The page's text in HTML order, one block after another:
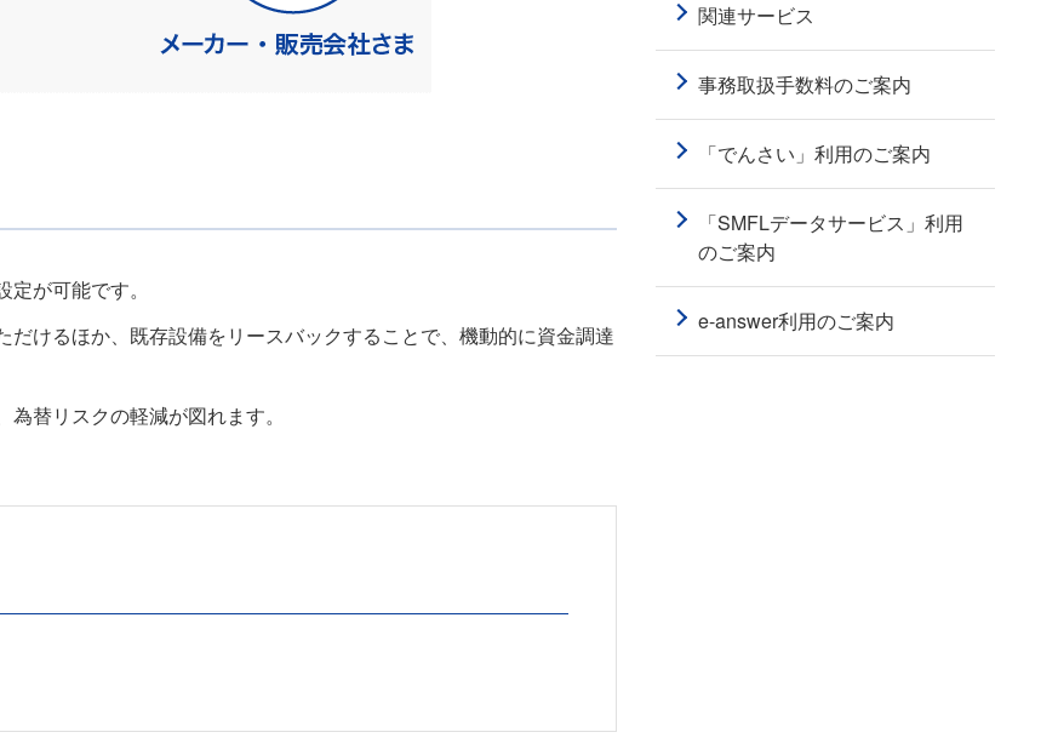
が可能です。
けるほか、既存設備をリースバックすることで、機動的に資金調達
替リスクの軽減が図れます。
関連サービス
事務取扱手数料のご案内
「でんさい」利用のご案内
「SMFLデータサービス」利⽤
のご案内
e-answer利用のご案内